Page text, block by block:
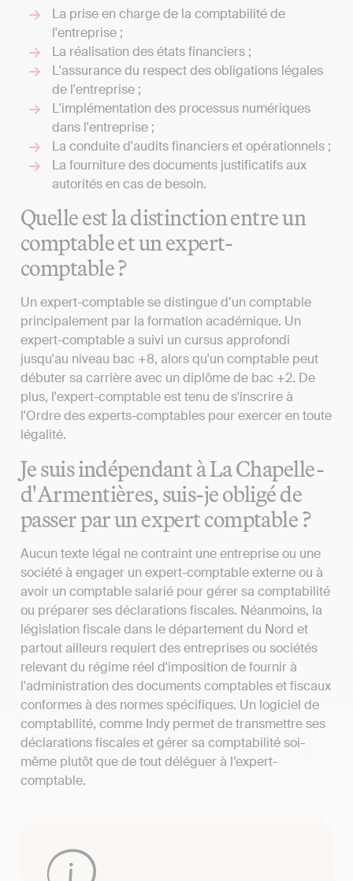
La prise en charge de la comptabilité de
l'entreprise ;
La réalisation des états financiers ;
L'assurance du respect des obligations légales
de l'entreprise ;
L'implémentation des processus numériques
dans l'entreprise ;
La conduite d'audits financiers et opérationnels ;
La fourniture des documents justificatifs aux
autorités en cas de besoin.
Quelle est la distinction entre un
comptable et un expert-
comptable ?
Un expert-comptable se distingue d’un comptable
principalement par la formation académique. Un
expert-comptable a suivi un cursus approfondi
jusqu'au niveau bac +8, alors qu'un comptable peut
débuter sa carrière avec un diplôme de bac +2. De
plus, l'expert-comptable est tenu de s'inscrire à
l'Ordre des experts-comptables pour exercer en toute
légalité.
Je suis indépendant à La Chapelle-
d'Armentières, suis-je obligé de
passer par un expert comptable ?
Aucun texte légal ne contraint une entreprise ou une
société à engager un expert-comptable externe ou à
avoir un comptable salarié pour gérer sa comptabilité
ou préparer ses déclarations fiscales. Néanmoins, la
législation fiscale dans le département du Nord et
partout ailleurs requiert des entreprises ou sociétés
relevant du régime réel d'imposition de fournir à
l'administration des documents comptables et fiscaux
conformes à des normes spécifiques. Un logiciel de
comptabilité, comme Indy permet de transmettre ses
déclarations fiscales et gérer sa comptabilité soi-
même plutôt que de tout déléguer à l’expert-
comptable.